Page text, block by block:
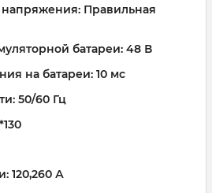
Правильная
батареи: 48 В
на батареи: 10 мс
50/60 Гц
120,260 А